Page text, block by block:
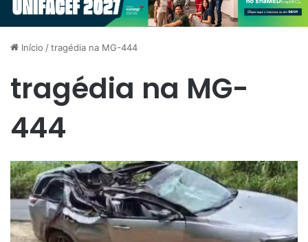
Início /tragédia na MG-444
tragédia na MG-
444